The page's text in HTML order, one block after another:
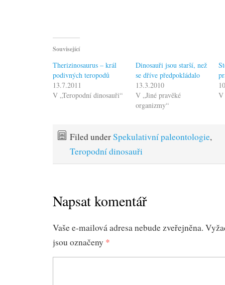
Související
Therizinosaurus – král
podivných teropodů
13.7.2011
V „Teropodní dinosauři“
Dinosauři jsou starší, než
se dříve předpokládalo
13.3.2010
V „Jiné pravěké
organizmy“
V
Filed underSpekulativní paleontologie,
Teropodní dinosauři
Napsat komentář
Vaše e-mailová adresa nebude zveřejněna.
jsou označeny *